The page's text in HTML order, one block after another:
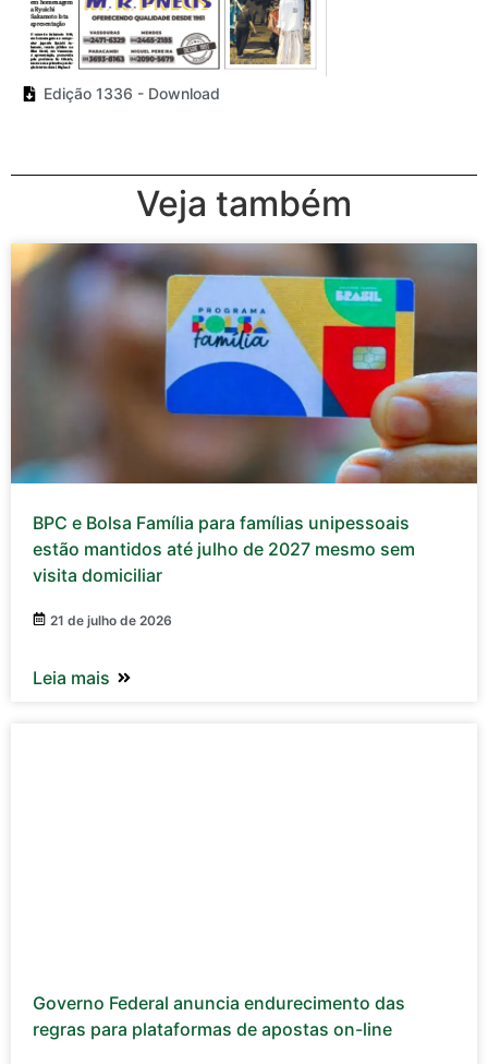
Edição 1336 - Download
Veja também
BPC e Bolsa Família para famílias unipessoais
estão mantidos até julho de 2027 mesmo sem
visita domiciliar
21 de julho de 2026
Leia mais
Governo Federal anuncia endurecimento das
regras para plataformas de apostas on-line